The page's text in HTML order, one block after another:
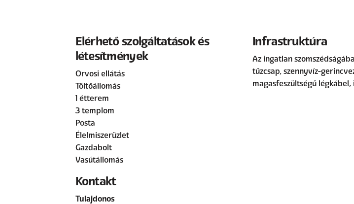
Elérhető szolgáltatások és
létesítmények
Orvosi ellátás
Töltőállomás
1 étterem
3 templom
Posta
Élelmiszerüzlet
Gazdabolt
Vasútállomás
Infrastruktúra
Az ingatlan
tűzcsap, szennyvíz-
magasfeszültségű
Kontakt
Tulajdonos